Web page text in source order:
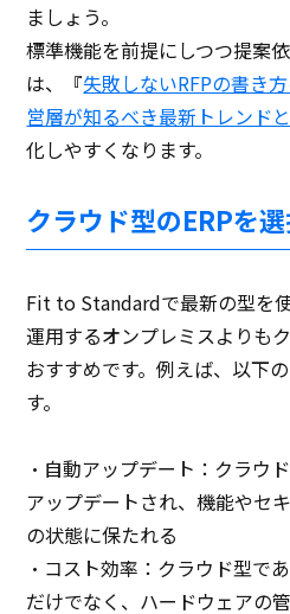
ましょう。
標準機能を前提にしつつ提案
は、『失敗しないRFPの書き
営層が知るべき最新トレンド
化しやすくなります。
クラウド型のERPを
Fit to Standardで最新の型を
運用するオンプレミスよりも
おすすめです。例えば、以下
す。
・自動アップデート：クラウ
アップデートされ、機能やセ
の状態に保たれる
・コスト効率：クラウド型で
だけでなく、ハードウェアの